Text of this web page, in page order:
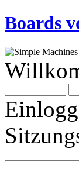
Boards